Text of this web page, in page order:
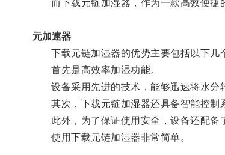
而下载元链加湿器，作为一款高效便捷
元加速器
下载元链加湿器的优势主要包括以下几
首先是高效率加湿功能。
设备采用先进的技术，能够迅速将水分
其次，下载元链加湿器还具备智能控制
此外，为了保证使用安全，设备还配备
使用下载元链加湿器非常简单。